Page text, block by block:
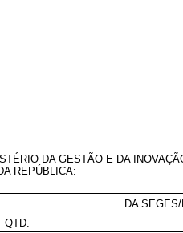
DA GESTÃO E DA
REPÚBLICA:
DA
QTD.